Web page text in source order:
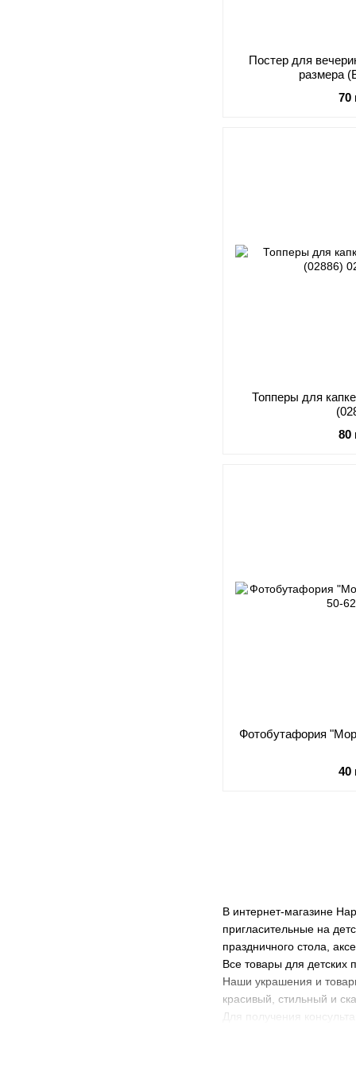
В интернет-магазине
пригласительные на
праздничного стола,
Все товары для детских
Наши украшения и
красивый, стильный и
​Для получения
Постер для
размера
70
Топперы для
80
Фотобутафория
40